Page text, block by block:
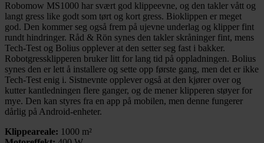
Robomow MS1000 har svært god klippeevne, og den takler vått og
langt gress like godt som tørt og kort gress. Bioklippen er meget
god. Den kommer seg også frem på ujevne underlag og klipper fint
rundt hindringer. Råd & Rön synes den takler skråninger fint, mens
Tech-Test og Bolius opplever at den setter seg fast i bakker.
Robotgressklipperen bruker litt for lang tid på oppladningen. Bolius
synes den er lett å installere og sette opp første gang, men det er ikke
Tech-Test enig i. Sistnevnte opplever også at den kjører over og
kutter kantledningen flere ganger, og de mener klipperen støyer for
mye. Den kan styres fra en app på mobilen, men denne fungerer
dårlig på Android-enheter.
Klippeareale: 1000 m²